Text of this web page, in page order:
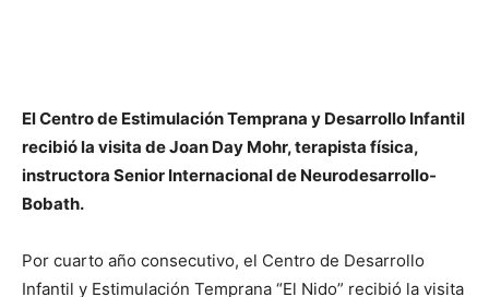
El Centro de Estimulación Temprana y Desarrollo Infantil
recibió la visita de Joan Day Mohr, terapista física,
instructora Senior Internacional de Neurodesarrollo-
Bobath.
Por cuarto año consecutivo, el Centro de Desarrollo
Infantil y Estimulación Temprana “El Nido” recibió la visita